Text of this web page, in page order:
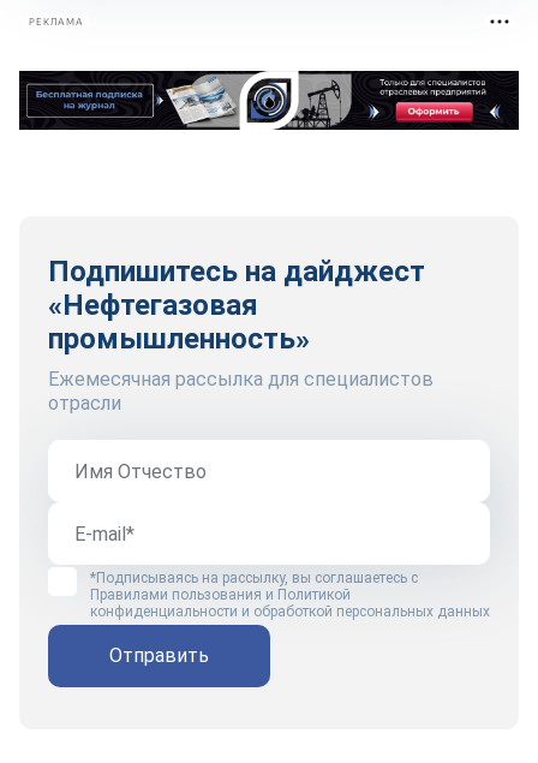
РЕКЛАМА
Подпишитесь на дайджест
«Нефтегазовая
промышленность»
Ежемесячная рассылка для специалистов
отрасли
*Подписываясь на рассылку, вы соглашаетесь с
Правилами пользования и Политикой
конфиденциальности и обработкой персональных данных
Отправить